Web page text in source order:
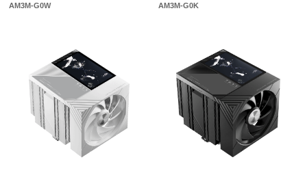
AM3M-G0W
AM3M-G0K